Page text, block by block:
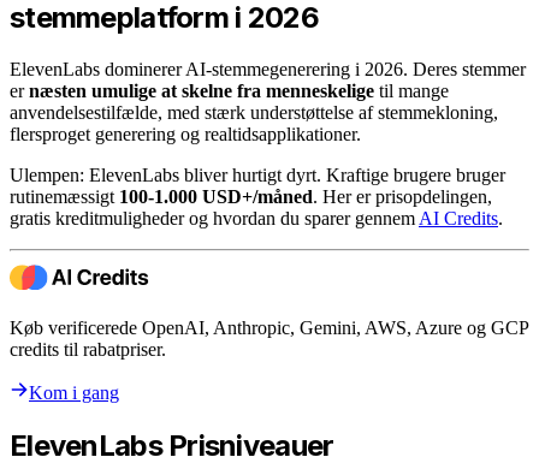
stemmeplatform i 2026
ElevenLabs dominerer AI-stemmegenerering i 2026. Deres stemmer
ernæsten umulige at skelne fra menneskelige til mange
anvendelsestilfælde, med stærk understøttelse af stemmekloning,
flersproget generering og realtidsapplikationer.
Ulempen: ElevenLabs bliver hurtigt dyrt. Kraftige brugere bruger
rutinemæssigt 100-1.000 USD+/måned. Her er prisopdelingen,
gratis kreditmuligheder og hvordan du sparer gennem AI Credits.
Køb verificerede OpenAI, Anthropic, Gemini, AWS, Azure og GCP
credits til rabatpriser.
Kom i gang
ElevenLabs Prisniveauer